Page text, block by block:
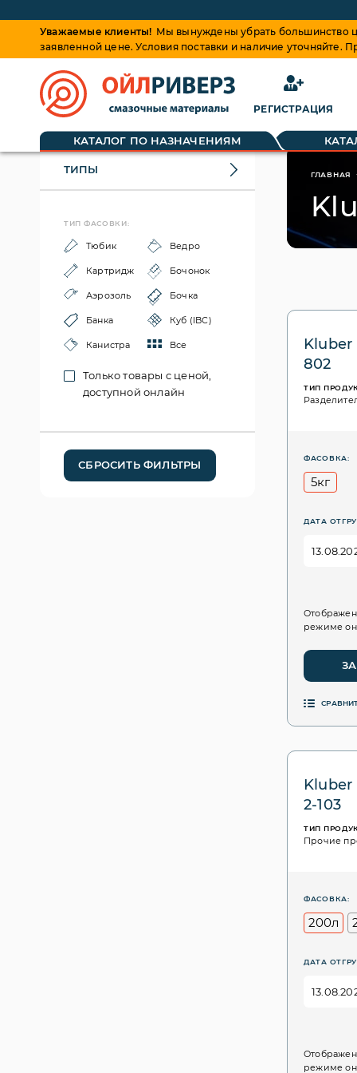
Уважаемые клиенты! Мы вынуждены убрать большинство
заявленной цене. Условия поставки и наличие
РЕГИСТРАЦИЯ
КАТАЛОГ ПО НАЗНАЧЕНИЯМ
ТИПЫ
ТИП ФАСОВКИ:
Тюбик Ведро
Картридж Бочонок
Аэрозоль Бочка
Банка Куб (IBC)
Канистра Все
Только товары с ценой,
доступной онлайн
СБРОСИТЬ ФИЛЬТРЫ
ГЛАВНАЯ
Kluber
802
ТИП
ФАСОВКА:
5кг
ДАТА
режиме
Kluber
2-103
ТИП
Прочие
ФАСОВКА:
200л
ДАТА
режиме